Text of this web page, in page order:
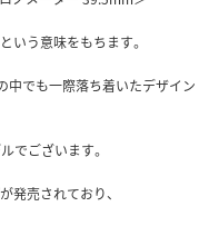
いう意味をもちます。
中でも一際落ち着いたデザイン
でございます。
発売されており、